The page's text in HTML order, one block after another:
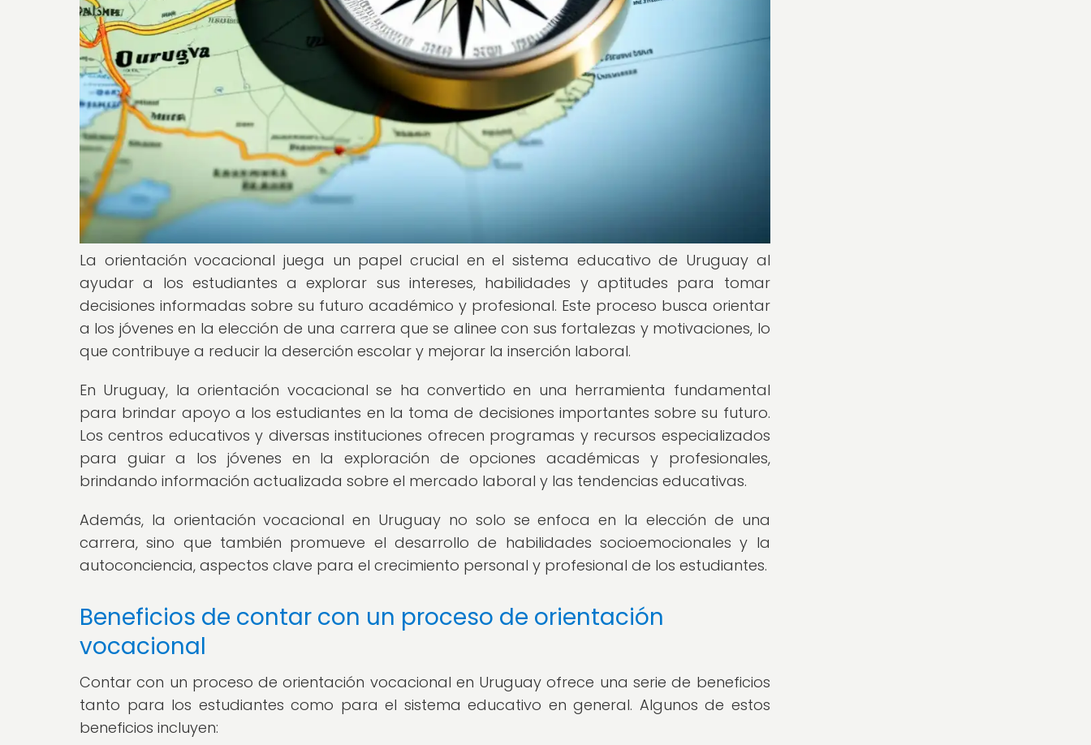
La orientación vocacional juega un papel crucial en el sistema educativo de Uruguay al
ayudar a los estudiantes a explorar sus intereses, habilidades y aptitudes para tomar
decisiones informadas sobre su futuro académico y profesional. Este proceso busca orientar
a los jóvenes en la elección de una carrera que se alinee con sus fortalezas y motivaciones, lo
que contribuye a reducir la deserción escolar y mejorar la inserción laboral.
En Uruguay, la orientación vocacional se ha convertido en una herramienta fundamental
para brindar apoyo a los estudiantes en la toma de decisiones importantes sobre su futuro.
Los centros educativos y diversas instituciones ofrecen programas y recursos especializados
para guiar a los jóvenes en la exploración de opciones académicas y profesionales,
brindando información actualizada sobre el mercado laboral y las tendencias educativas.
Además, la orientación vocacional en Uruguay no solo se enfoca en la elección de una
carrera, sino que también promueve el desarrollo de habilidades socioemocionales y la
autoconciencia, aspectos clave para el crecimiento personal y profesional de los estudiantes.
Beneficios de contar con un proceso de orientación
vocacional
Contar con un proceso de orientación vocacional en Uruguay ofrece una serie de beneficios
tanto para los estudiantes como para el sistema educativo en general. Algunos de estos
beneficios incluyen: